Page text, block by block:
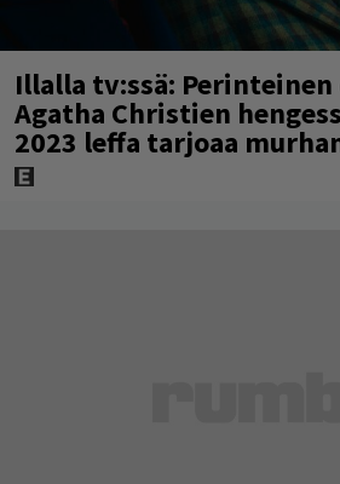
Illalla tv:ssä:
Agatha Christien
2023 leffa tarjoaa